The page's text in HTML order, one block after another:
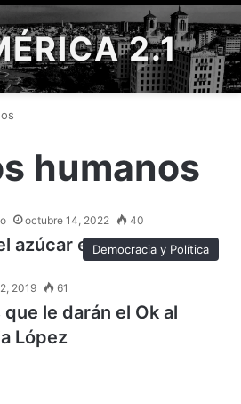
2.1
humanos
octubre 14, 2022 40
azúcar europeoDemocracia y Política
2019 61
le darán el Ok al
López